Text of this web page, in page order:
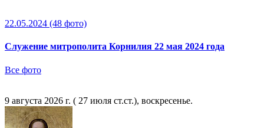
22.05.2024 (48 фото)
Служение митрополита Корнилия 22 мая 2024 года
Все фото
9 августа 2026 г. ( 27 июля ст.ст.), воскресенье.